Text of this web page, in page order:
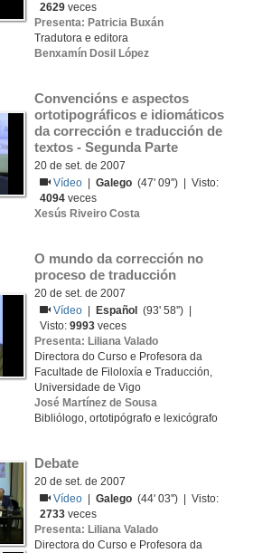
2629 veces
Presenta: Patricia Buxán
Tradutora e editora
Benxamín Dosil López
Convencións e aspectos
ortotipográficos e idiomáticos
da corrección e traducción de
textos - Segunda Parte
20 de set. de 2007
Vídeo
|Galego (47' 09'') | Visto:
4094 veces
Xesús Riveiro Costa
O mundo da corrección no
proceso de traducción
20 de set. de 2007
Vídeo
Español
(93' 58'') |
Visto:9993 veces
Presenta: Liliana Valado
Directora do Curso e Profesora da
Facultade de Filoloxía e Traducción,
Universidade de Vigo
José Martínez de Sousa
Bibliólogo, ortotipógrafo e lexicógrafo
Debate
20 de set. de 2007
Vídeo
|Galego (44' 03'') | Visto:
2733 veces
Presenta: Liliana Valado
Directora do Curso e Profesora da